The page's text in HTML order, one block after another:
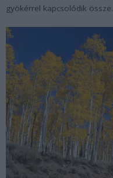
gyökérrel kapcsolódik össze.